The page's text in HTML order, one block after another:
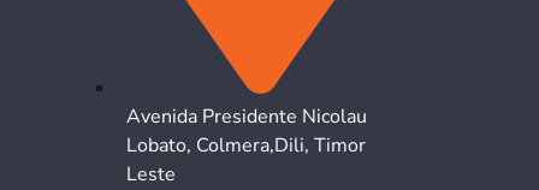
Avenida Presidente Nicolau
Lobato, Colmera,Dili, Timor
Leste